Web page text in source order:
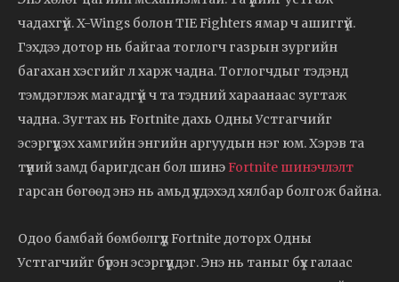
чадахгүй. X-Wings болон TIE Fighters ямар ч ашиггүй.
Гэхдээ дотор нь байгаа тоглогч газрын зургийн
багахан хэсгийг л харж чадна. Тоглогчдыг тэдэнд
тэмдэглэж магадгүй ч та тэдний хараанаас зугтаж
чадна. Зугтах нь Fortnite дахь Одны Устгагчийг
эсэргүүцэх хамгийн энгийн аргуудын нэг юм. Хэрэв та
түүний замд баригдсан бол шинэFortnite шинэчлэлт
гарсан бөгөөд энэ нь амьд үлдэхэд хялбар болгож байна.
Одоо бамбай бөмбөлгүүд Fortnite доторх Одны
Устгагчийг бүрэн эсэргүүцдэг. Энэ нь таныг бүх галаас